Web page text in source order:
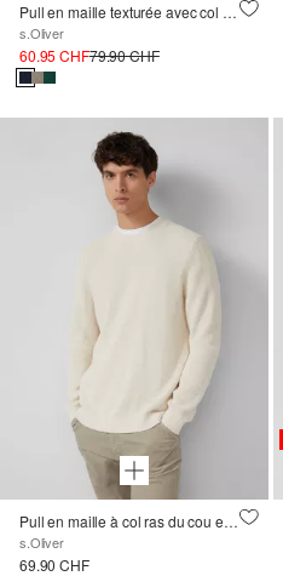
Pull en maille texturée avec col troyer
s.Oliver
60.95 CHF79.90 CHF
Pull en maille à col ras du cou et motif texturé
s.Oliver
69.90 CHF